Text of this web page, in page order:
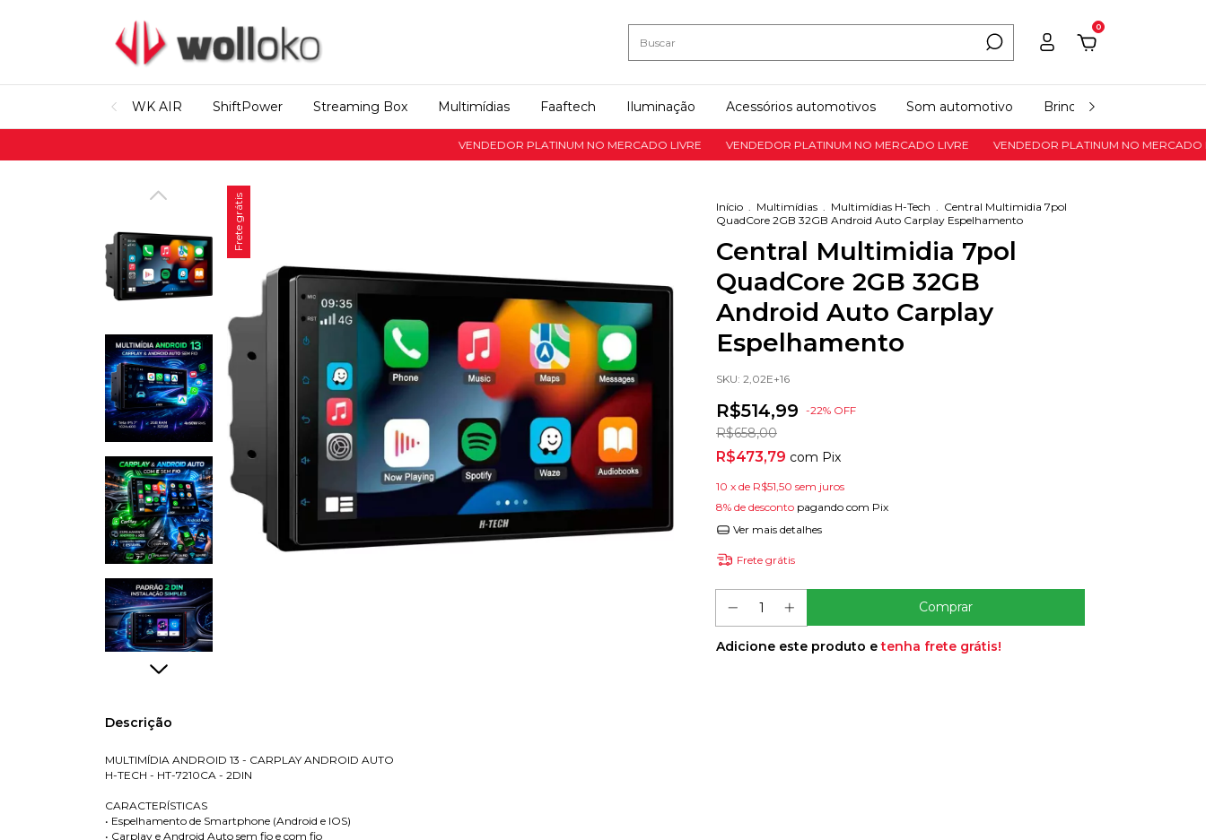
0
WK AIR ShiftPower Streaming Box Multimídias Faaftech Iluminação Acessórios automotivos Som automotivo Brinquedos
VENDEDOR PLATINUM NO MERCADO LIVRE VENDEDOR PLATINUM NO MERCADO LIVRE VENDEDOR PLATINUM NO MERCADO LIVRE
Frete grátis Início . Multimídias . Multimídias H-Tech . Central Multimidia 7pol
QuadCore 2GB 32GB Android Auto Carplay Espelhamento
Central Multimidia 7pol
QuadCore 2GB 32GB
Android Auto Carplay
Espelhamento
SKU: 2,02E+16
R$514,99 -22% OFF
R$658,00
R$473,79 com Pix
10 x de R$51,50 sem juros
8% de desconto pagando com Pix
Ver mais detalhes
Frete grátis
Adicione este produto etenha frete grátis!
Descrição
MULTIMÍDIA ANDROID 13 - CARPLAY ANDROID AUTO
H-TECH - HT-7210CA - 2DIN
CARACTERÍSTICAS
• Espelhamento de Smartphone (Android e IOS)
• Carplay e Android Auto sem fio e com fio